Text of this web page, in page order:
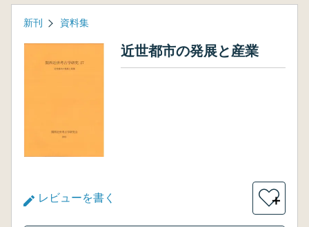
新刊 資料集
近世都市の発展と産業
レビューを書く ＋